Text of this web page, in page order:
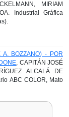
MIRIAM
Industrial Gráfica
A. BOZZANO) - POR
, CAPITÁN JOSÉ
ALCALÁ DE
ABC COLOR, Mato